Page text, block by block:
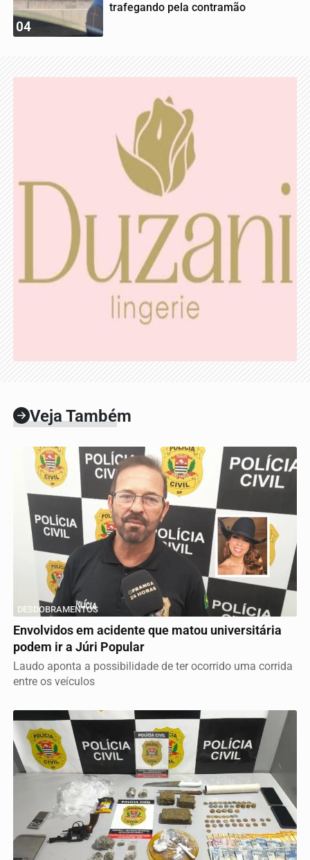
04
trafegando pela contramão
Veja Também
DESDOBRAMENTOS
Envolvidos em acidente que matou universitária
podem ir a Júri Popular
Laudo aponta a possibilidade de ter ocorrido uma corrida
entre os veículos